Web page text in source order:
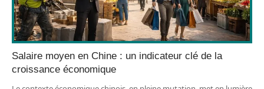
Salaire moyen en Chine : un indicateur clé de la
croissance économique